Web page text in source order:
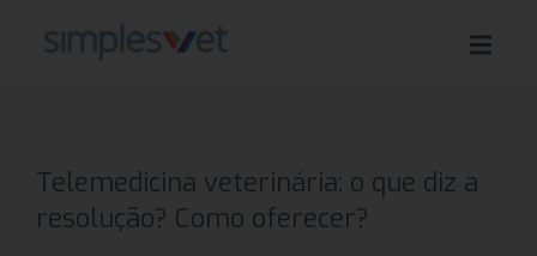
Telemedicina veterinária: o que diz a
resolução? Como oferecer?